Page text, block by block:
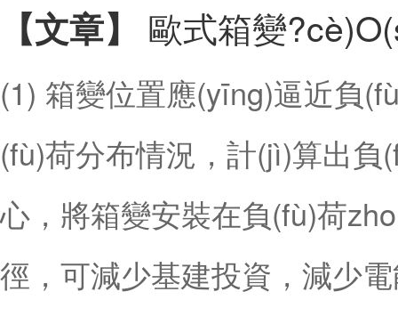
【文章】
歐式箱變
(1) 箱變位置應(yīng)逼近負
(fù)荷分布情況，計(jì)算出
心，將箱變安裝在負(fù)荷
徑，可減少基建投資，減少